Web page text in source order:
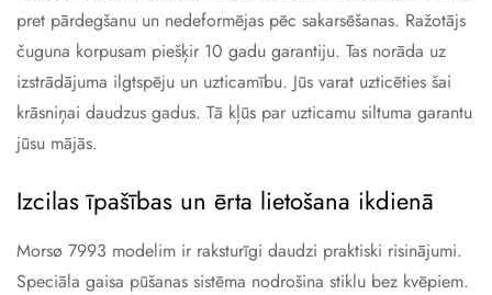
pret pārdegšanu un nedeformējas pēc sakarsēšanas. Ražotājs
čuguna korpusam piešķir 10 gadu garantiju. Tas norāda uz
izstrādājuma ilgtspēju un uzticamību. Jūs varat uzticēties šai
krāsniņai daudzus gadus. Tā kļūs par uzticamu siltuma garantu
jūsu mājās.
Izcilas īpašības un ērta lietošana ikdienā
Morsø 7993 modelim ir raksturīgi daudzi praktiski risinājumi.
Speciāla gaisa pūšanas sistēma nodrošina stiklu bez kvēpiem.